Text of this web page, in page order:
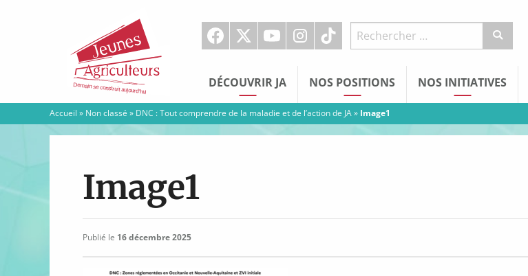
Agriculteurs
DÉCOUVRIR JA NOS POSITIONS NOS INITIATIVES
Accueil » Non classé » DNC : Tout comprendre de la maladie et de l’action de JA» Image1
Image1
Publié le 16 décembre 2025